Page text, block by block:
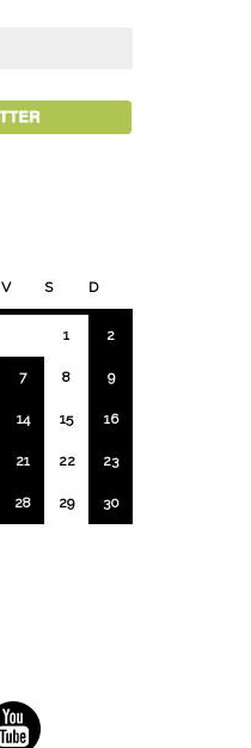
V S D
1 2
7 8 9
14 15 16
21 22 23
28 29 30